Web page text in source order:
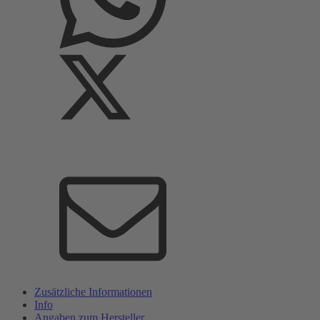
Zusätzliche Informationen
Info
Angaben zum Hersteller